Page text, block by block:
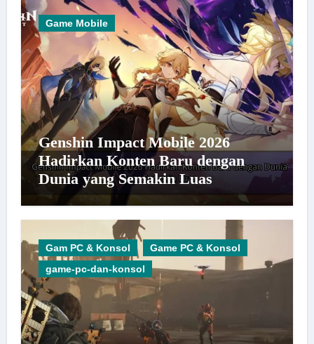
Game Mobile
Genshin Impact Mobile 2026
Hadirkan Konten Baru dengan
Dunia yang Semakin Luas
Gam PC & Konsol
Game PC & Konsol
game-pc-dan-konsol